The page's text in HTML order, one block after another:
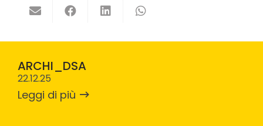
ARCHI_DSA
22.12.25
Leggi di più